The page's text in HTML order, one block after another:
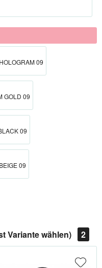
09
GOLD 09
09
09
Variante wählen) 2